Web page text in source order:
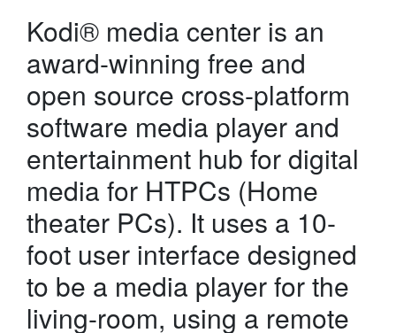
Kodi® media center is an
award-winning free and
open source cross-platform
software media player and
entertainment hub for digital
media for HTPCs (Home
theater PCs). It uses a 10-
foot user interface designed
to be a media player for the
living-room, using a remote